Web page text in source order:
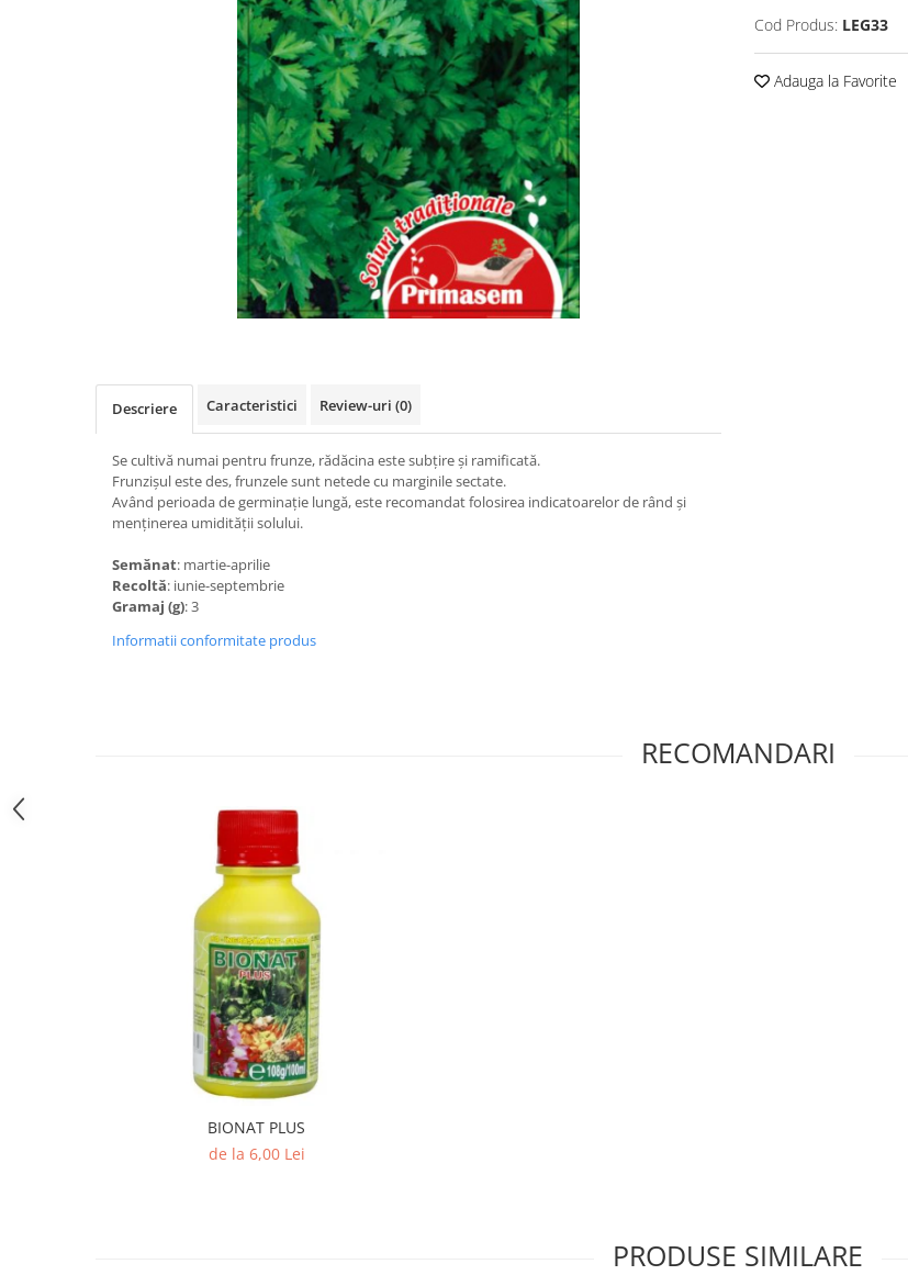
Cod Produs: LEG33
Adauga la Favorite
Descriere Caracteristici Review-uri (0)
Se cultivă numai pentru frunze, rădăcina este subţire şi ramificată.
Frunzişul este des, frunzele sunt netede cu marginile sectate.
Având perioada de germinaţie lungă, este recomandat folosirea indicatoarelor de rând şi
menţinerea umidităţii solului.
Semănat: martie-aprilie
Recoltă: iunie-septembrie
Gramaj (g): 3
Informatii conformitate produs
RECOMANDARI
BIONAT PLUS
de la 6,00 Lei
PRODUSE SIMILARE